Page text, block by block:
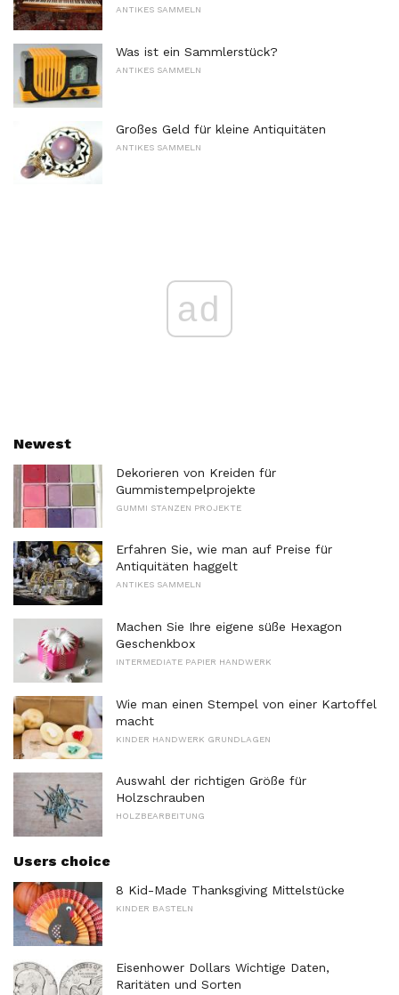
ANTIKES SAMMELN
Was ist ein Sammlerstück?
ANTIKES SAMMELN
Großes Geld für kleine Antiquitäten
ANTIKES SAMMELN
ad
Newest
Dekorieren von Kreiden für
Gummistempelprojekte
GUMMI STANZEN PROJEKTE
Erfahren Sie, wie man auf Preise für
Antiquitäten haggelt
ANTIKES SAMMELN
Machen Sie Ihre eigene süße Hexagon
Geschenkbox
INTERMEDIATE PAPIER HANDWERK
Wie man einen Stempel von einer Kartoffel
macht
KINDER HANDWERK GRUNDLAGEN
Auswahl der richtigen Größe für
Holzschrauben
HOLZBEARBEITUNG
Users choice
8 Kid-Made Thanksgiving Mittelstücke
KINDER BASTELN
Eisenhower Dollars Wichtige Daten,
Raritäten und Sorten